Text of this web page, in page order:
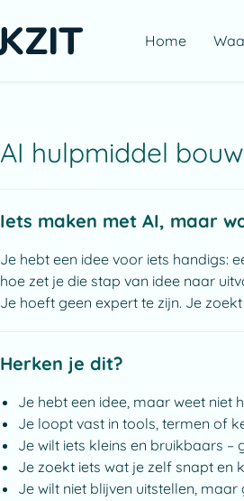
Home
AI hulpmiddel
Iets maken met AI, maar
Je hebt een idee voor iets handigs:
hoe zet je die stap van idee naar
Je hoeft geen expert te zijn. Je
Herken je dit?
Je hebt een idee, maar weet niet
Je loopt vast in tools, termen of
Je wilt iets kleins en bruikbaars –
Je zoekt iets wat je zelf snapt en
Je wilt niet blijven uitstellen,